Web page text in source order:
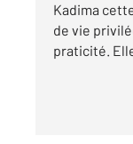
Kadima
de vie
praticité.